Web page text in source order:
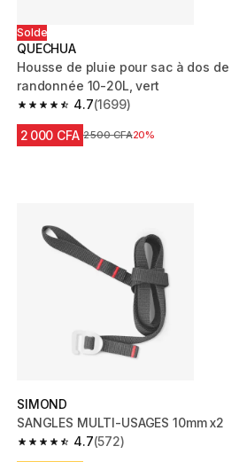
Solde
QUECHUA
Housse de pluie pour sac à dos de
randonnée 10-20L, vert
4.7
4.7 out of 5 stars from 1699 reviews
(1699)
2 000 CFA Prix avant réduction
2 500 CFA20%
SIMOND
SANGLES MULTI-USAGES 10mm x2
4.7
4.7 out of 5 stars from 572 reviews
(572)